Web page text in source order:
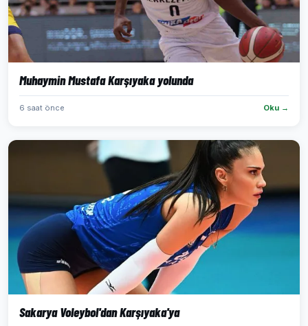
Muhaymin Mustafa Karşıyaka yolunda
6 saat önce Oku →
Sakarya Voleybol'dan Karşıyaka'ya